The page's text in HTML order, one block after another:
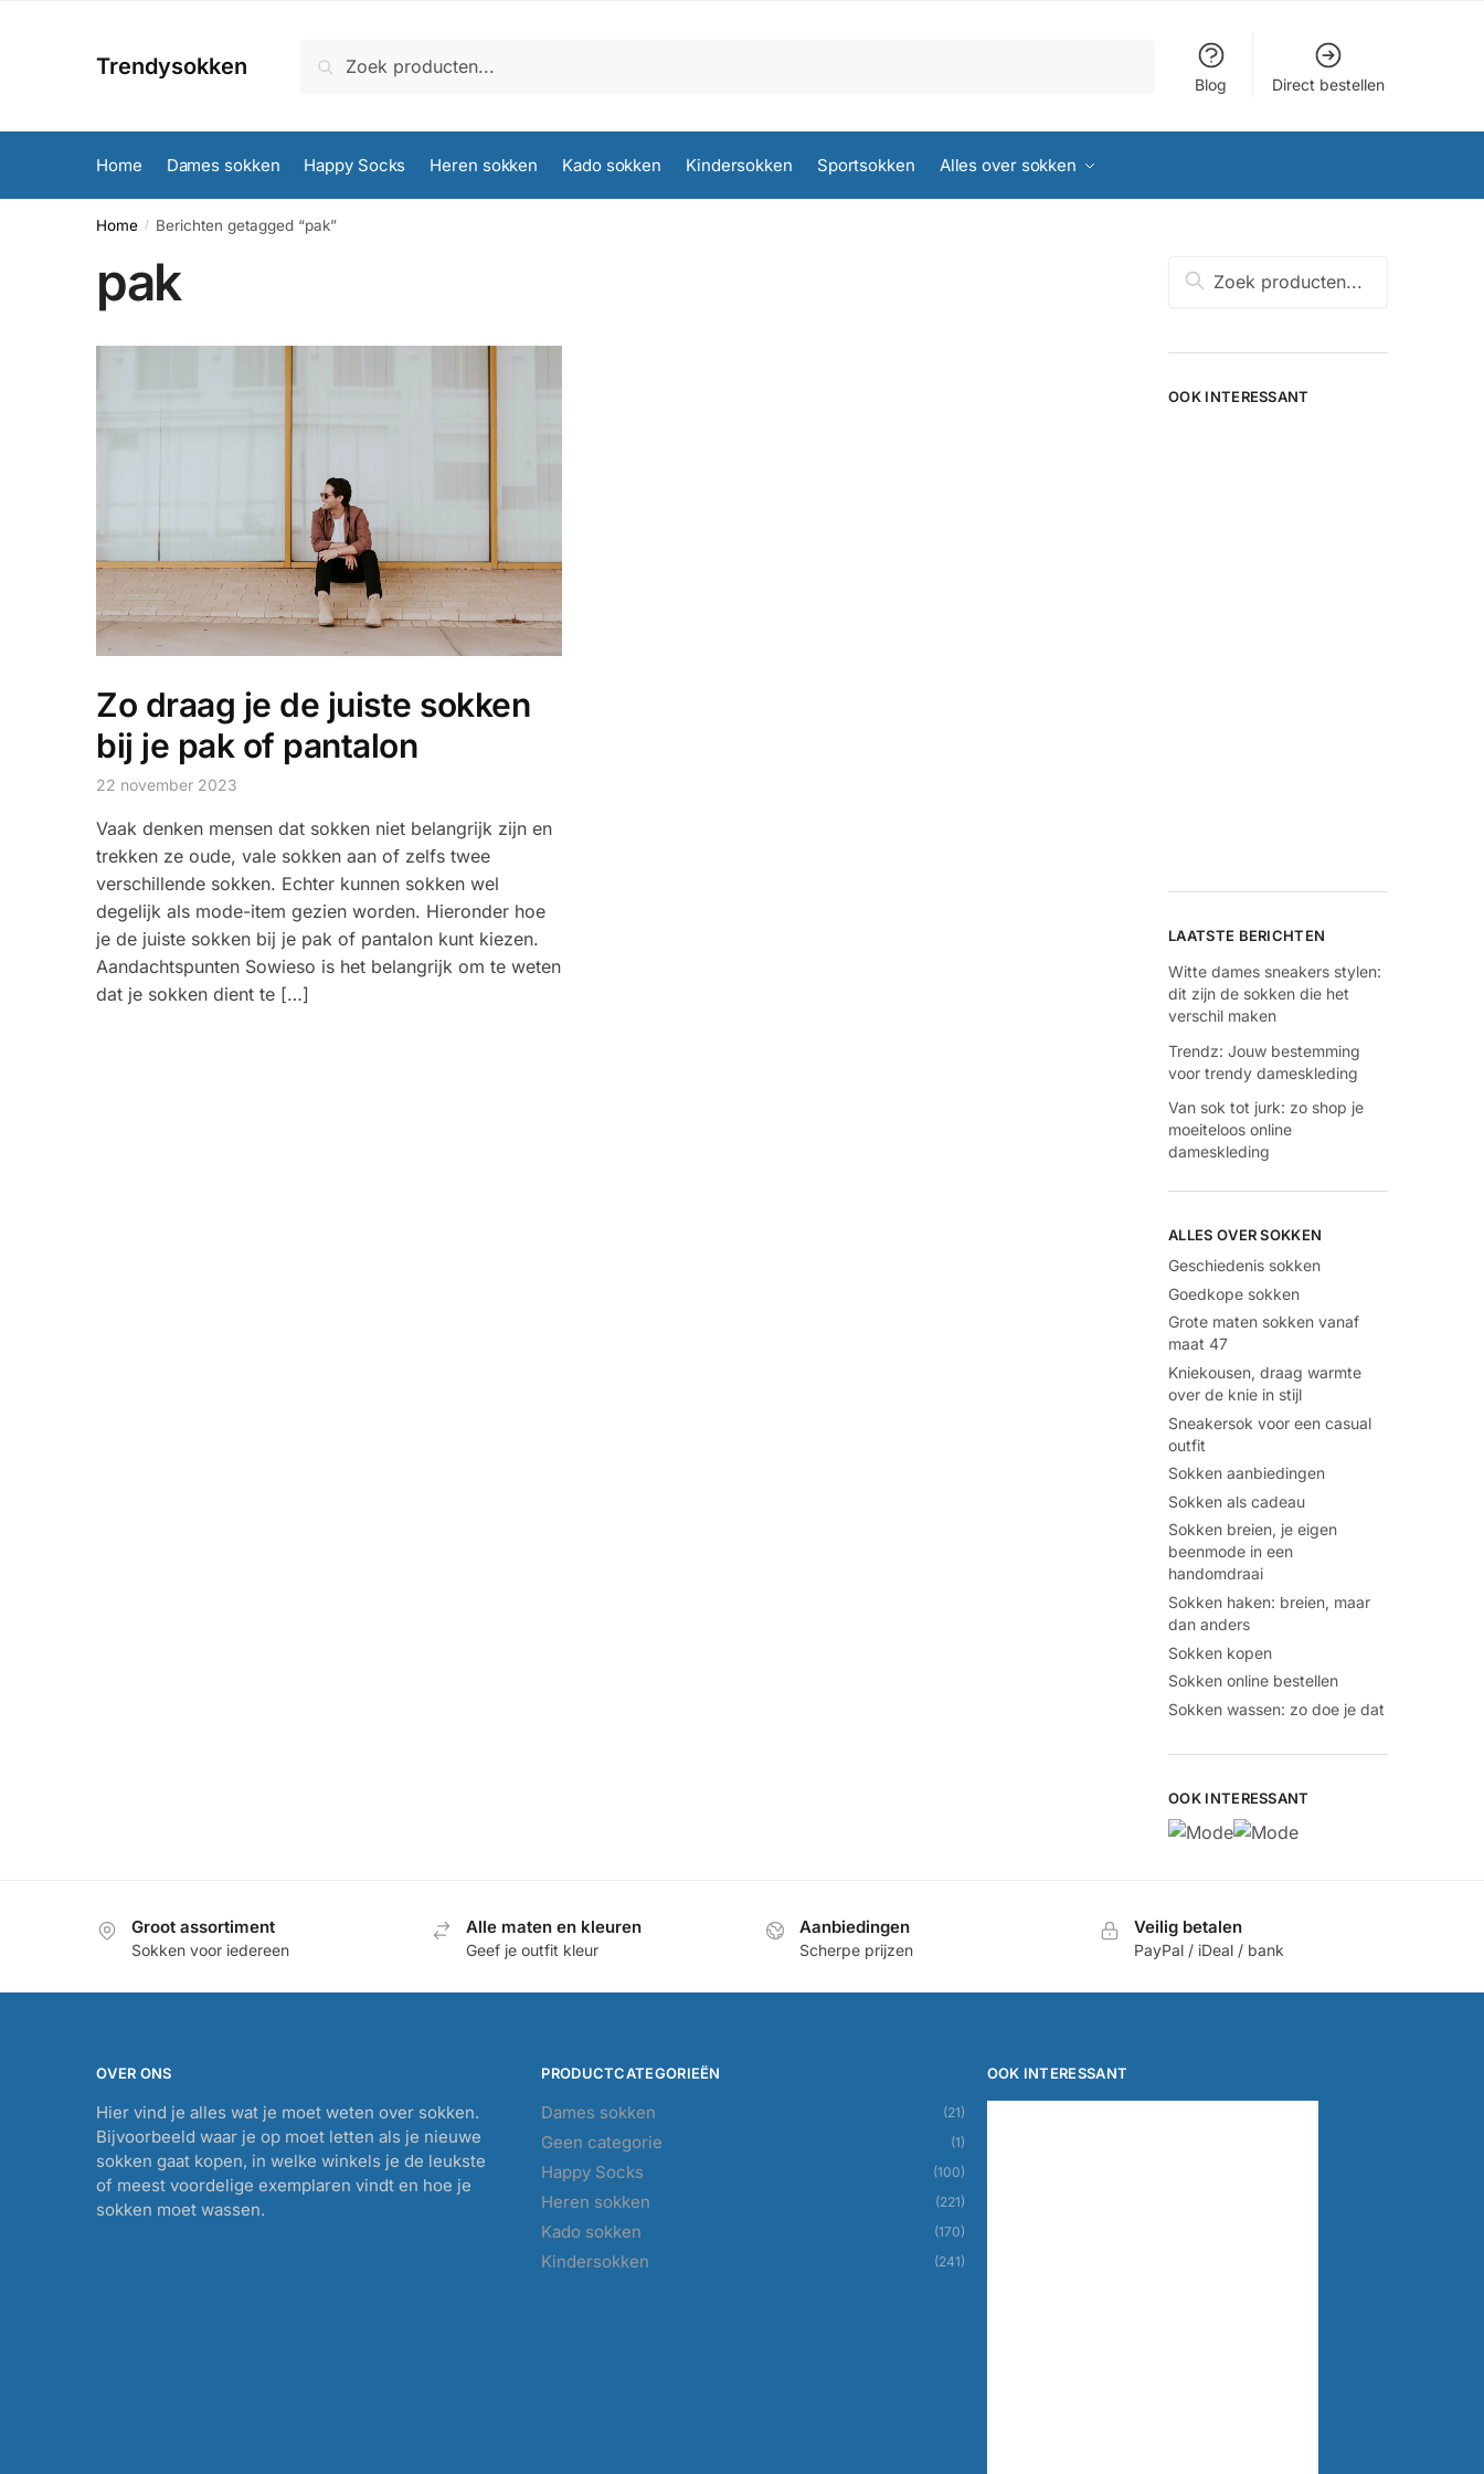
Trendysokken
naar:
Zoeken
Blog Direct bestellen
Home Dames sokken Happy Socks Heren sokken Kado sokken Kindersokken Sportsokken Alles over sokken
Home / Berichten getagged “pak”
pak
Zo draag je de juiste sokken
bij je pak of pantalon
22 november 2023
Vaak denken mensen dat sokken niet belangrijk zijn en
trekken ze oude, vale sokken aan of zelfs twee
verschillende sokken. Echter kunnen sokken wel
degelijk als mode-item gezien worden. Hieronder hoe
je de juiste sokken bij je pak of pantalon kunt kiezen.
Aandachtspunten Sowieso is het belangrijk om te weten
dat je sokken dient te […]
Zoeken
naar:
OOK INTERESSANT
LAATSTE BERICHTEN
Witte dames sneakers stylen:
dit zijn de sokken die het
verschil maken
Trendz: Jouw bestemming
voor trendy dameskleding
Van sok tot jurk: zo shop je
moeiteloos online
dameskleding
ALLES OVER SOKKEN
Geschiedenis sokken
Goedkope sokken
Grote maten sokken vanaf
maat 47
Kniekousen, draag warmte
over de knie in stijl
Sneakersok voor een casual
outfit
Sokken aanbiedingen
Sokken als cadeau
Sokken breien, je eigen
beenmode in een
handomdraai
Sokken haken: breien, maar
dan anders
Sokken kopen
Sokken online bestellen
Sokken wassen: zo doe je dat
OOK INTERESSANT
Groot assortiment
Sokken voor iedereen
Alle maten en kleuren
Geef je outfit kleur
Aanbiedingen
Scherpe prijzen
Veilig betalen
PayPal / iDeal / bank
OVER ONS
Hier vind je alles wat je moet weten over sokken.
Bijvoorbeeld waar je op moet letten als je nieuwe
sokken gaat kopen, in welke winkels je de leukste
of meest voordelige exemplaren vindt en hoe je
sokken moet wassen.
PRODUCTCATEGORIEËN
Dames sokken (21)
Geen categorie (1)
Happy Socks (100)
Heren sokken (221)
Kado sokken (170)
Kindersokken (241)
OOK INTERESSANT